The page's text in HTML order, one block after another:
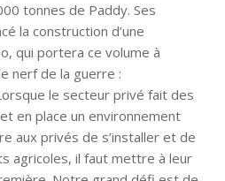
tonnes de Paddy. Ses
la construction d’une
qui portera ce volume à
nerf de la guerre :
le secteur privé fait des
en place un environnement
aux privés de s’installer et de
agricoles, il faut mettre à leur